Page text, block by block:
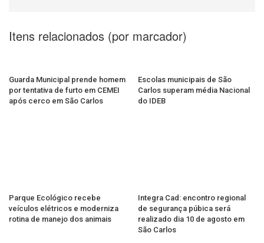
Itens relacionados (por marcador)
Guarda Municipal prende homem
por tentativa de furto em CEMEI
após cerco em São Carlos
Escolas municipais de São
Carlos superam média Nacional
do IDEB
Parque Ecológico recebe
veículos elétricos e moderniza
rotina de manejo dos animais
Integra Cad: encontro regional
de segurança púbica será
realizado dia 10 de agosto em
São Carlos